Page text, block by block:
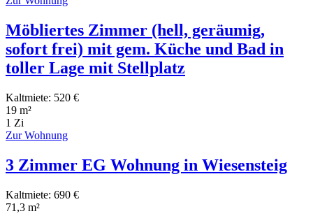
Möbliertes Zimmer (hell, geräumig,
sofort frei) mit gem. Küche und Bad in
toller Lage mit Stellplatz
Kaltmiete: 520 €
19 m²
1 Zi
Zur Wohnung
3 Zimmer EG Wohnung in Wiesensteig
Kaltmiete: 690 €
71,3 m²